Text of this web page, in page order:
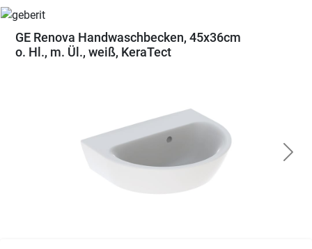
GE Renova Handwaschbecken, 45x36cm
o. Hl., m. Ül., weiß, KeraTect